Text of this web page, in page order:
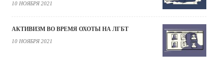
10 НОЯБРЯ 2021
АКТИВИЗМ ВО ВРЕМЯ ОХОТЫ НА ЛГБТ
10 НОЯБРЯ 2021